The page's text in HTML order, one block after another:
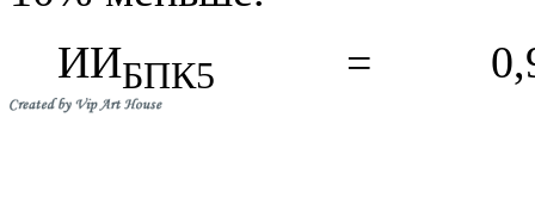
ИИБПК5 = 0,90 кг